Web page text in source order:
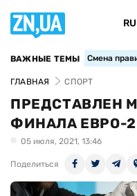
RU
ВАЖНЫЕ ТЕМЫ Смена
ГЛАВНАЯ СПОРТ
ПРЕДСТАВЛЕН
ФИНАЛА ЕВРО-
05 июля, 2021, 13:46
Поделиться